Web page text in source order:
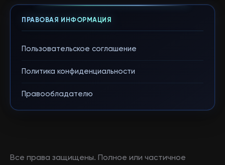
ПРАВОВАЯ ИНФОРМАЦИЯ
Пользовательское соглашение
Политика конфиденциальности
Правообладателю
Все права защищены. Полное или частичное